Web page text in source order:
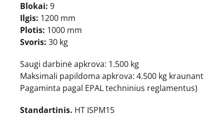
Blokai: 9
Ilgis: 1200 mm
Plotis: 1000 mm
Svoris: 30 kg
Saugi darbinė apkrova: 1.500 kg
Maksimali papildoma apkrova: 4.500 kg kraunant
Pagaminta pagal EPAL techninius reglamentus)
Standartinis. HT ISPM15